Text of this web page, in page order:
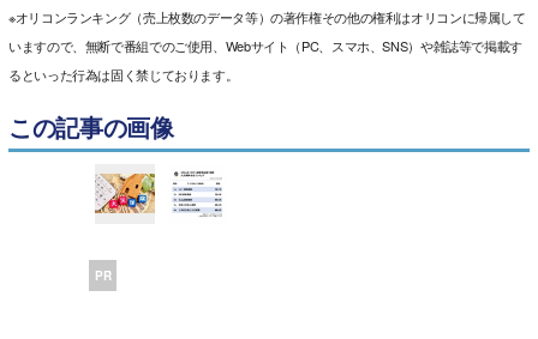
※オリコンランキング（売上枚数のデータ等）の著作権その他の権利はオリコンに帰属して
いますので、無断で番組でのご使用、Webサイト（PC、スマホ、SNS）や雑誌等で掲載す
るといった行為は固く禁じております。
この記事の画像
PR